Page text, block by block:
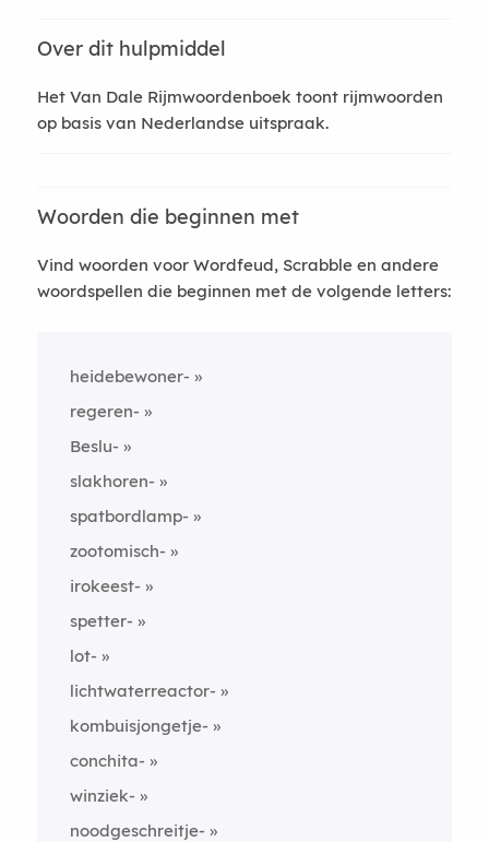
Over dit hulpmiddel
Het Van Dale Rijmwoordenboek toont rijmwoorden
op basis van Nederlandse uitspraak.
Woorden die beginnen met
Vind woorden voor Wordfeud, Scrabble en andere
woordspellen die beginnen met de volgende letters:
heidebewoner-
regeren-
Beslu-
slakhoren-
spatbordlamp-
zootomisch-
irokeest-
spetter-
lot-
lichtwaterreactor-
kombuisjongetje-
conchita-
winziek-
noodgeschreitje-